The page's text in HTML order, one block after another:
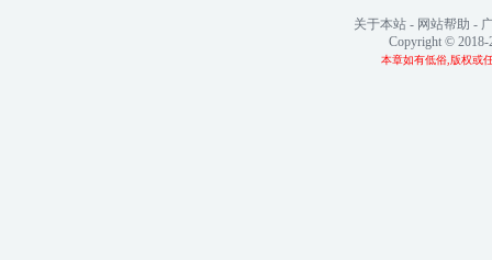
关于本站- 网站帮助 -
Copyright ©
本章如有低俗,版权或